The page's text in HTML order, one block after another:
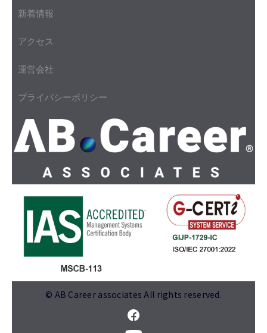
新着情報
アクセス
運営会社
プライバシーポリシー
© AB Career associates All rights reserved.